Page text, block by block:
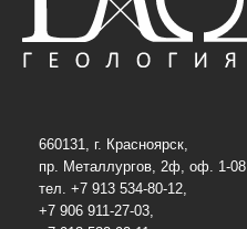
660131, г. Красноярск,
пр. Металлургов, 2ф, оф. 1-08
тел. +7 913 534-80-12,
+7 906 911-27-03,